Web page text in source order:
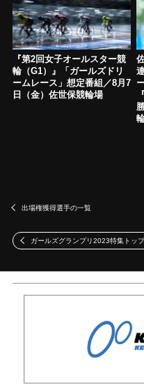
『第2回女子オールスター競
輪（G1）』「ガールズドリ
ームレース」想定番組／8月7
日（金）佐世保競輪場
出場権獲得選手の一覧
ガールズグランプリ2023特集トッ